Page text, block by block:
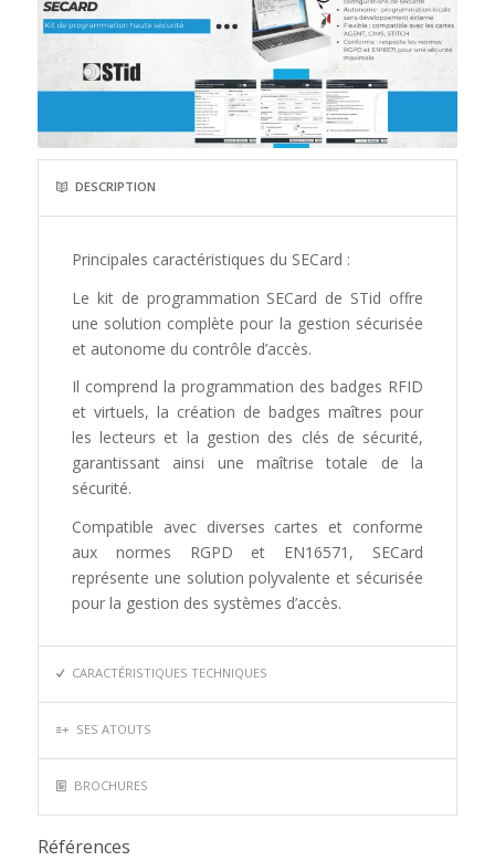
DESCRIPTION
Principales caractéristiques du SECard :
Le kit de programmation SECard de STid offre
une solution complète pour la gestion sécurisée
et autonome du contrôle d’accès.
Il comprend la programmation des badges RFID
et virtuels, la création de badges maîtres pour
les lecteurs et la gestion des clés de sécurité,
garantissant ainsi une maîtrise totale de la
sécurité.
Compatible avec diverses cartes et conforme
aux normes RGPD et EN16571, SECard
représente une solution polyvalente et sécurisée
pour la gestion des systèmes d’accès.
CARACTÉRISTIQUES TECHNIQUES
SES ATOUTS
BROCHURES
Références